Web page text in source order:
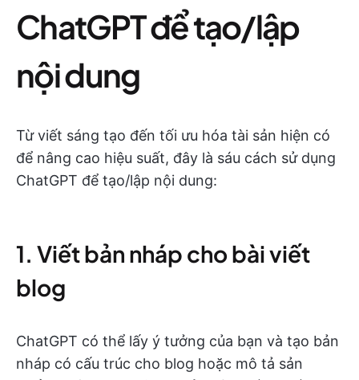
ChatGPT để tạo/lập
nội dung
Từ viết sáng tạo đến tối ưu hóa tài sản hiện có
để nâng cao hiệu suất, đây là sáu cách sử dụng
ChatGPT để tạo/lập nội dung:
1. Viết bản nháp cho bài viết
blog
ChatGPT có thể lấy ý tưởng của bạn và tạo bản
nháp có cấu trúc cho blog hoặc mô tả sản